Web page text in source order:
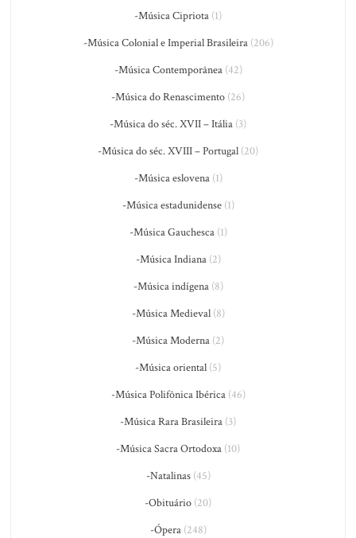
-Música Cipriota (1)
-Música Colonial e Imperial Brasileira(206)
-Música Contemporânea(42)
-Música do Renascimento (26)
-Música do séc. XVII – Itália (3)
-Música do séc. XVIII – Portugal (20)
-Música eslovena(1)
-Música estadunidense(1)
-Música Gauchesca(1)
-Música Indiana(2)
-Música indígena(8)
-Música Medieval(8)
-Música Moderna (2)
-Música oriental (5)
-Música Polifônica Ibérica(46)
-Música Rara Brasileira (3)
-Música Sacra Ortodoxa (10)
-Natalinas(45)
-Obituário (20)
-Ópera(248)